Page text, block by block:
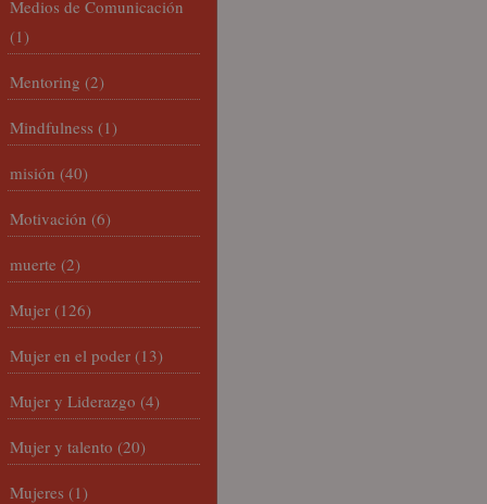
Medios de Comunicación
(1)
Mentoring (2)
Mindfulness (1)
misión (40)
Motivación (6)
muerte (2)
Mujer (126)
Mujer en el poder (13)
Mujer y Liderazgo (4)
Mujer y talento (20)
Mujeres (1)